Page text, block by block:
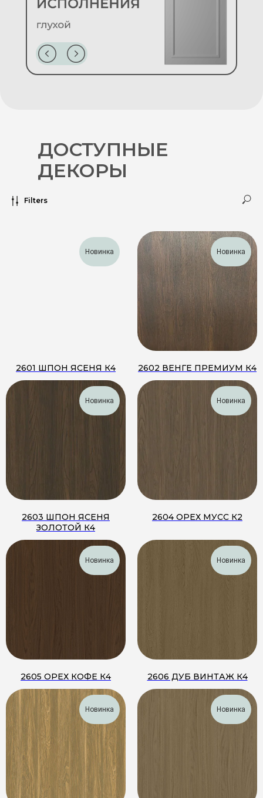
ДОСТУПНЫЕ
ДЕКОРЫ
Filters
Новинка
2601 ШПОН ЯСЕНЯ К4
Новинка
2602 ВЕНГЕ ПРЕМИУМ К4
Новинка
2603 ШПОН ЯСЕНЯ
ЗОЛОТОЙ К4
Новинка
2604 ОРЕХ МУСС К2
Новинка
2605 ОРЕХ КОФЕ К4
Новинка
2606 ДУБ ВИНТАЖ К4
Новинка Новинка